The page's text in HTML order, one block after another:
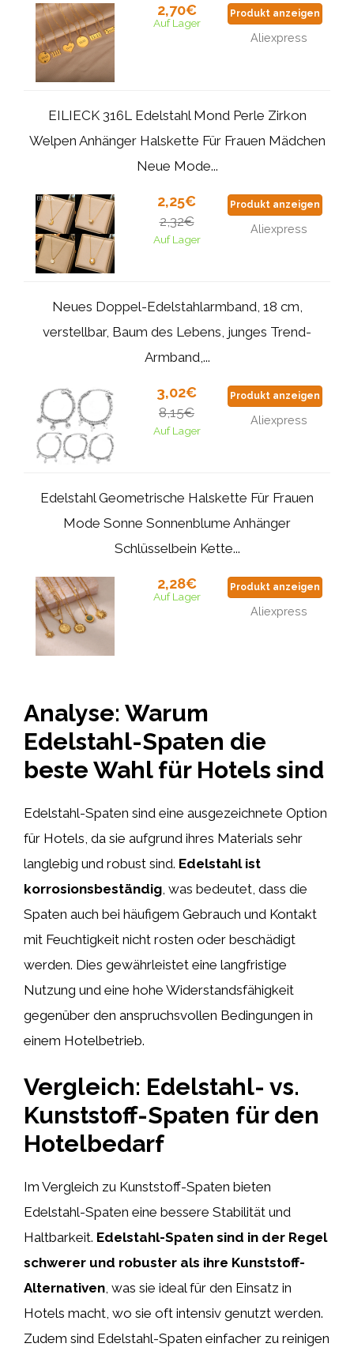
2,70€
Auf Lager
Produkt anzeigen
Aliexpress
EILIECK 316L Edelstahl Mond Perle Zirkon
Welpen Anhänger Halskette Für Frauen Mädchen
Neue Mode...
2,25€
2,32€
Auf Lager
Produkt anzeigen
Aliexpress
Neues Doppel-Edelstahlarmband, 18 cm,
verstellbar, Baum des Lebens, junges Trend-
Armband,...
3,02€
8,15€
Auf Lager
Produkt anzeigen
Aliexpress
Edelstahl Geometrische Halskette Für Frauen
Mode Sonne Sonnenblume Anhänger
Schlüsselbein Kette...
2,28€
Auf Lager
Produkt anzeigen
Aliexpress
Analyse: Warum
Edelstahl-Spaten die
beste Wahl für Hotels sind
Edelstahl-Spaten sind eine ausgezeichnete Option
für Hotels, da sie aufgrund ihres Materials sehr
langlebig und robust sind. Edelstahl ist
korrosionsbeständig , was bedeutet, dass die
Spaten auch bei häufigem Gebrauch und Kontakt
mit Feuchtigkeit nicht rosten oder beschädigt
werden. Dies gewährleistet eine langfristige
Nutzung und eine hohe Widerstandsfähigkeit
gegenüber den anspruchsvollen Bedingungen in
einem Hotelbetrieb.
Vergleich: Edelstahl- vs.
Kunststoff-Spaten für den
Hotelbedarf
Im Vergleich zu Kunststoff-Spaten bieten
Edelstahl-Spaten eine bessere Stabilität und
Haltbarkeit. Edelstahl-Spaten sind in der Regel
schwerer und robuster als ihre Kunststoff-
Alternativen, was sie ideal für den Einsatz in
Hotels macht, wo sie oft intensiv genutzt werden.
Zudem sind Edelstahl-Spaten einfacher zu reinigen